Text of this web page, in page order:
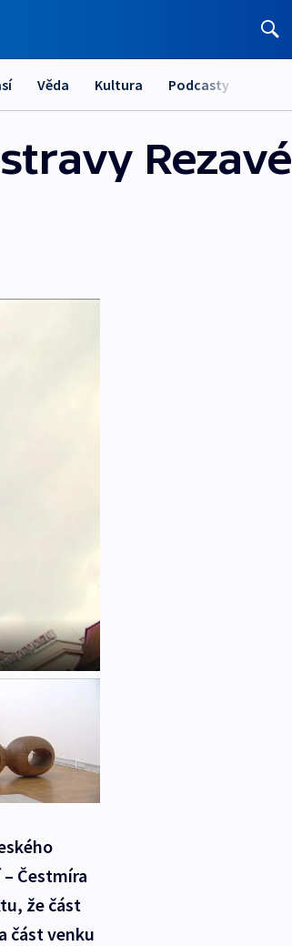
Věda Kultura Podcasty
Rezavé
Čestmíra
že část
část venku